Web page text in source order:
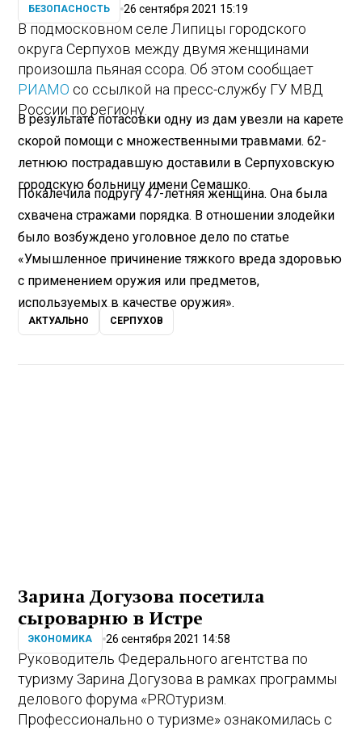
БЕЗОПАСНОСТЬ 26 сентября 2021 15:19
В подмосковном селе Липицы городского
округа Серпухов между двумя женщинами
произошла пьяная ссора. Об этом сообщает
РИАМО со ссылкой на пресс-службу ГУ МВД
России по региону.
В результате потасовки одну из дам увезли на карете
скорой помощи с множественными травмами. 62-
летнюю пострадавшую доставили в Серпуховскую
городскую больницу имени Семашко.
Покалечила подругу 47-летняя женщина. Она была
схвачена стражами порядка. В отношении злодейки
было возбуждено уголовное дело по статье
«Умышленное причинение тяжкого вреда здоровью
с применением оружия или предметов,
используемых в качестве оружия».
АКТУАЛЬНО СЕРПУХОВ
Зарина Догузова посетила
сыроварню в Истре
ЭКОНОМИКА 26 сентября 2021 14:58
Руководитель Федерального агентства по
туризму Зарина Догузова в рамках программы
делового форума «PROтуризм.
Профессионально о туризме» ознакомилась с